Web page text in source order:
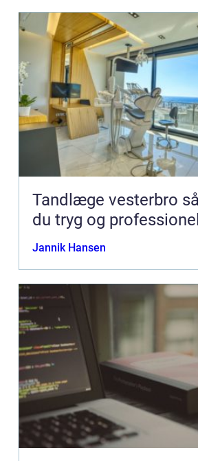
Tandlæge vesterbro sådan finder
du tryg og
Jannik Hansen